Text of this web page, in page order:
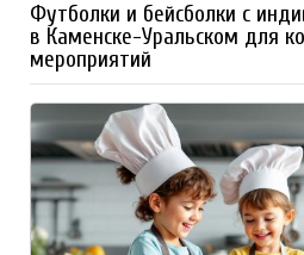
Футболки и бейсболки с
в Каменске-Уральском для
мероприятий